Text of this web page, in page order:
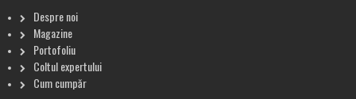
Despre noi
Magazine
Portofoliu
Coltul expertului
Cum cumpăr